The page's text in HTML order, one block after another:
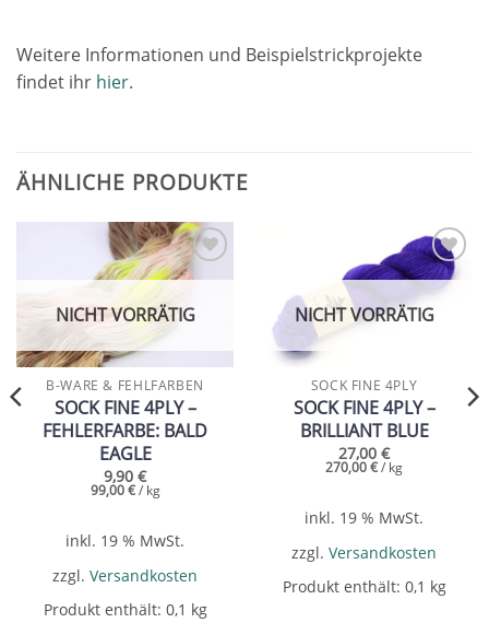
Weitere Informationen und Beispielstrickprojekte
findet ihr hier.
ÄHNLICHE PRODUKTE
Add to
NICHT VORRÄTIG
B-WARE & FEHLFARBEN
SOCK FINE 4PLY –
FEHLERFARBE: BALD
EAGLE
9,90 €
99,00€/ kg
inkl. 19 % MwSt.
zzgl. Versandkosten
Produkt enthält: 0,1 kg
Add to
wishlist
NICHT VORRÄTIG
SOCK FINE 4PLY
SOCK FINE 4PLY –
BRILLIANT BLUE
27,00 €
270,00€/ kg
inkl. 19 % MwSt.
zzgl. Versandkosten
Produkt enthält: 0,1 kg